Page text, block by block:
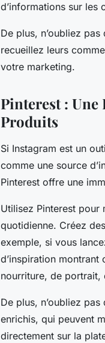
d’informations sur les
De plus, n’oubliez
recueillez leurs
votre marketing.
Pinterest :
Produits
Si Instagram est un
comme une source
Pinterest offre une
Utilisez Pinterest
quotidienne. Créez
exemple, si vous
d’inspiration
nourriture, de portrait,
De plus, n’oubliez
enrichis, qui peuvent
directement sur la